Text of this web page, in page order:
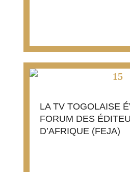
LA TV TOGOLAISE
FORUM DES
D’AFRIQUE (FEJA)